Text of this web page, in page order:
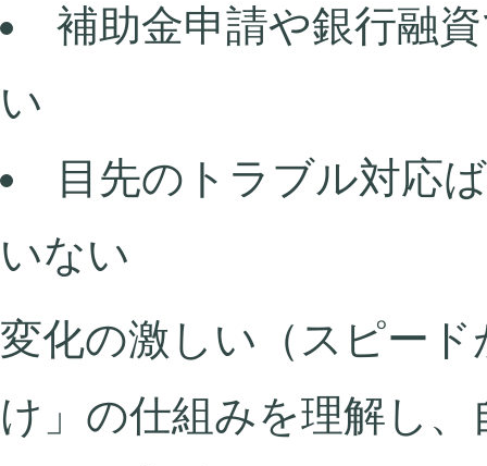
補助金申請や銀行融
い
目先のトラブル対応
いない
変化の激しい（スピー
け」の仕組みを理解し